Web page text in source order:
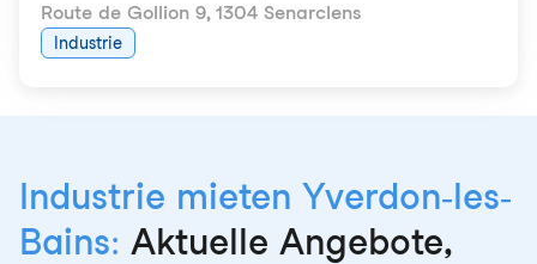
Route de Gollion 9, 1304 Senarclens
Industrie
Industrie mieten Yverdon-les-
Bains: Aktuelle Angebote,